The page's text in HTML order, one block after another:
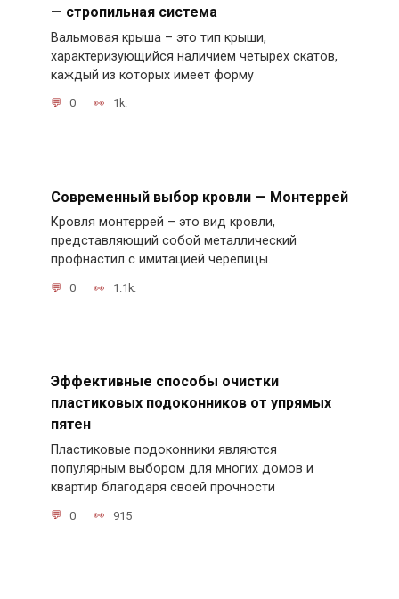
— стропильная система
Вальмовая крыша – это тип крыши,
характеризующийся наличием четырех скатов,
каждый из которых имеет форму
0 1k.
Современный выбор кровли — Монтеррей
Кровля монтеррей – это вид кровли,
представляющий собой металлический
профнастил с имитацией черепицы.
0 1.1k.
Эффективные способы очистки
пластиковых подоконников от упрямых
пятен
Пластиковые подоконники являются
популярным выбором для многих домов и
квартир благодаря своей прочности
0 915